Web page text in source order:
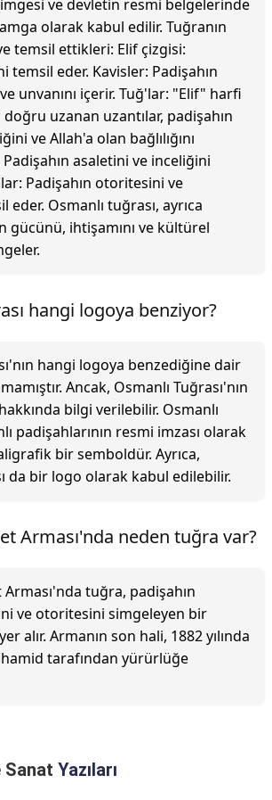
ve devletin resmi belgelerinde
olarak kabul edilir. Tuğranın
temsil ettikleri: Elif çizgisi:
temsil eder. Kavisler: Padişahın
unvanını içerir. Tuğ'lar: "Elif" harfi
uzanan uzantılar, padişahın
ve Allah'a olan bağlılığını
asaletini ve inceliğini
Padişahın otoritesini ve
Osmanlı tuğrası, ayrıca
ihtişamını ve kültürel
hangi logoya benziyor?
hangi logoya benzediğine dair
Ancak, Osmanlı Tuğrası'nın
bilgi verilebilir. Osmanlı
padişahlarının resmi imzası olarak
bir semboldür. Ayrıca,
da bir logo olarak kabul edilebilir.
Arması'nda neden tuğra var?
Arması'nda tuğra, padişahın
ve otoritesini simgeleyen bir
alır. Armanın son hali, 1882 yılında
tarafından yürürlüğe
Sanat Yazıları